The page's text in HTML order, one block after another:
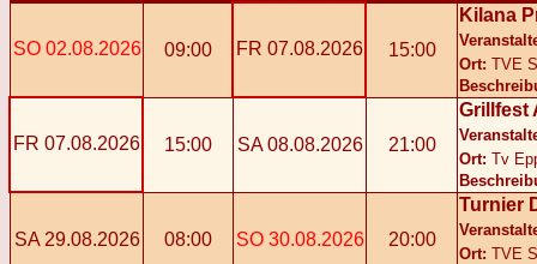
SO 02.08.2026 09:00 FR 07.08.2026 15:00
Kilana
Ort: TVE
FR 07.08.2026 15:00 SA 08.08.2026 21:00
Grillfest
Ort: Tv
SA 29.08.2026 08:00 SO 30.08.2026 20:00
Turnier
Ort: TVE